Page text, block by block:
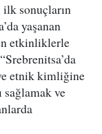
sonuçların
yaşanan
etkinliklerle
etnik kimliğine
sağlamak ve